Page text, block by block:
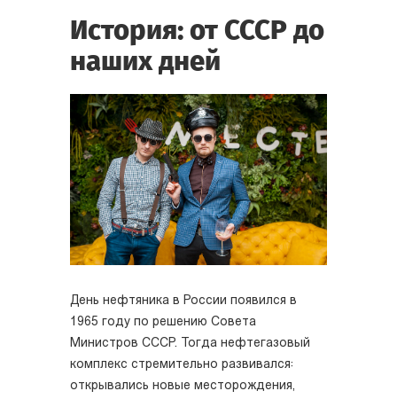
История: от СССР до
наших дней
День нефтяника в России появился в
1965 году по решению Совета
Министров СССР. Тогда нефтегазовый
комплекс стремительно развивался:
открывались новые месторождения,